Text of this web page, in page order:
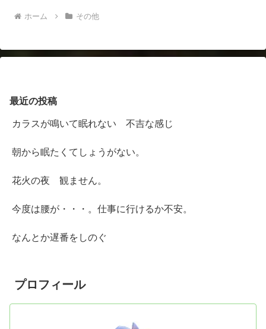
ホーム その他
最近の投稿
カラスが鳴いて眠れない 不吉な感じ
朝から眠たくてしょうがない。
花火の夜 観ません。
今度は腰が・・・。仕事に行けるか不安。
なんとか遅番をしのぐ
プロフィール